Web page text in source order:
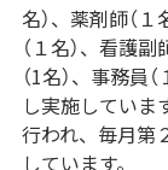
名）、薬剤師（
（１名）、看護
（1名）、事務員
し実施していま
行われ、毎月第
しています。